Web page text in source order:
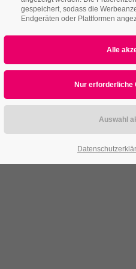
gespeichert, sodass die
Endgeräten oder Plattformen